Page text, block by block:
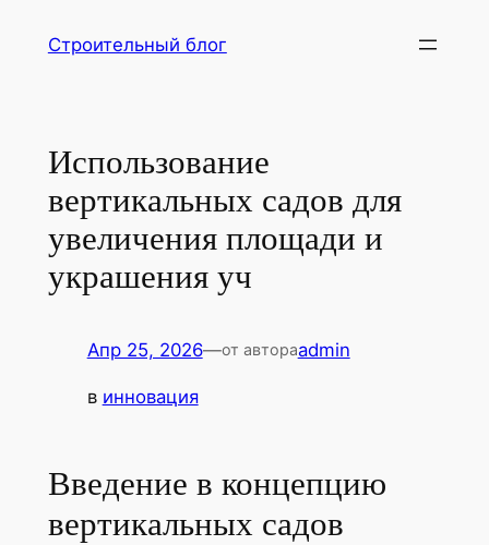
Строительный блог
Использование
вертикальных садов для
увеличения площади и
украшения уч
Апр 25, 2026—от автораadmin
в инновация
Введение в концепцию
вертикальных садов